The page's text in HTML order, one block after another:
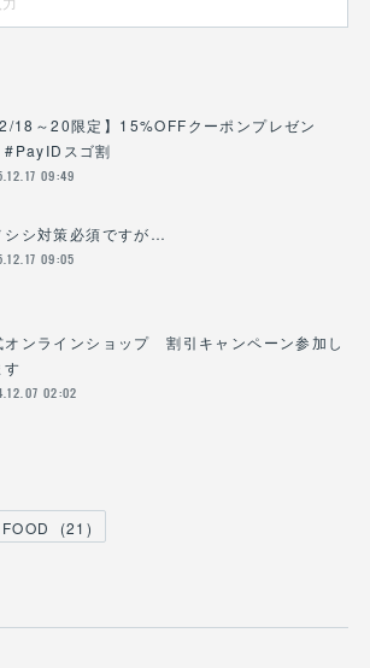
18～20限定】15%OFFクーポンプレゼン
#PayIDスゴ割
09:49
シシ対策必須ですが…
09:05
オンラインショップ 割引キャンペーン参加し
す
02:02
FOOD (21 )